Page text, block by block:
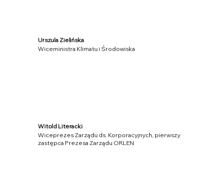
Urszula Zielińska
Wiceministra Klimatu i Środowiska
Witold Literacki
Wiceprezes Zarządu ds. Korporacyjnych, pierwszy
zastępca Prezesa Zarządu ORLEN